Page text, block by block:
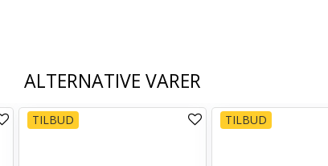
ALTERNATIVE VARER
TILBUD TILBUD